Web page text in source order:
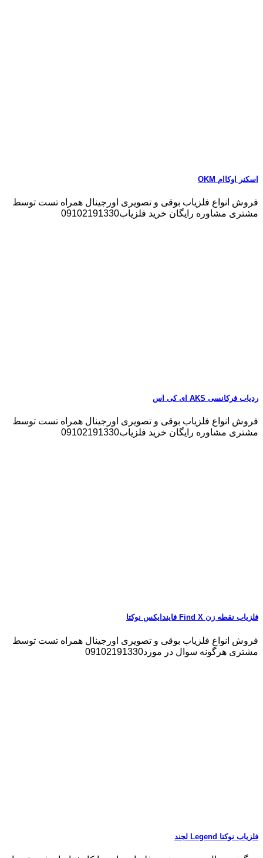
اسکنر اوکاام OKM
فروش انواع فلزیاب بوقی و تصویری اورجینال همراه تست توسط
مشتری مشاوره رایگان خرید فلزیاب09102191330
ردیاب فرکانسی AKS ای کی اس
فروش انواع فلزیاب بوقی و تصویری اورجینال همراه تست توسط
مشتری مشاوره رایگان خرید فلزیاب09102191330
فلزیاب نقطه زن Find X فایندایکس نوکتا
فروش انواع فلزیاب بوقی و تصویری اورجینال همراه تست توسط
مشتری هرگونه سوال در مورد09102191330
فلزیاب نوکتا Legend لجند